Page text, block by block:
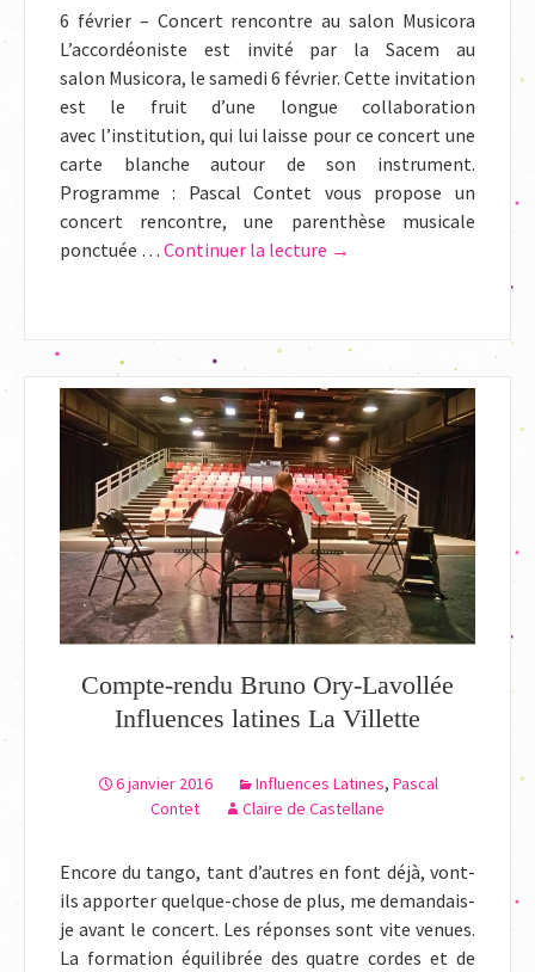
6 février – Concert rencontre au salon Musicora
L’accordéoniste est invité par la Sacem au
salon Musicora, le samedi 6 février. Cette invitation
est le fruit d’une longue collaboration
avec l’institution, qui lui laisse pour ce concert une
carte blanche autour de son instrument.
Programme : Pascal Contet vous propose un
concert rencontre, une parenthèse musicale
ponctuée … Continuer la lecture de
Musicora
et
Présences
→
Compte-rendu Bruno Ory-Lavollée
Influences latines La Villette
6 janvier 2016 Influences Latines, Pascal
Contet
Claire de Castellane
Encore du tango, tant d’autres en font déjà, vont-
ils apporter quelque-chose de plus, me demandais-
je avant le concert. Les réponses sont vite venues.
La formation équilibrée des quatre cordes et de